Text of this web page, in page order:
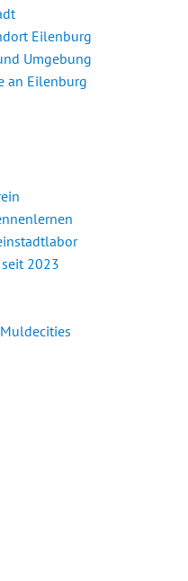
Eilenburg
Umgebung
an Eilenburg
2023